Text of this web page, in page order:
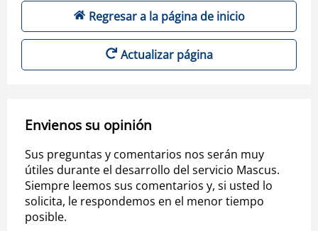
Regresar a la página de inicio
Actualizar página
Envienos su opinión
Sus preguntas y comentarios nos serán muy
útiles durante el desarrollo del servicio Mascus.
Siempre leemos sus comentarios y, si usted lo
solicita, le respondemos en el menor tiempo
posible.